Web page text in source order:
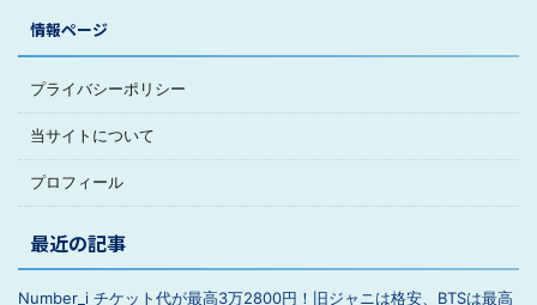
情報ページ
プライバシーポリシー
当サイトについて
プロフィール
最近の記事
Number_i チケット代が最高3万2800円！旧ジャニは格安、BTSは最高